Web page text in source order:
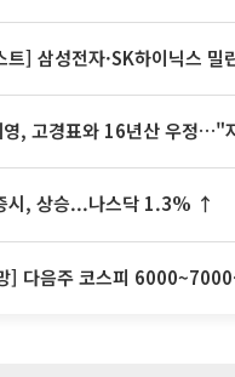
시, 상승...나스닥 1.3% ↑